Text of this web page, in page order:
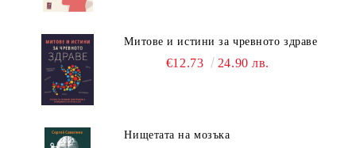
Митове и истини за чревното здраве
€12.73 24.90 лв.
Нищетата на мозъка